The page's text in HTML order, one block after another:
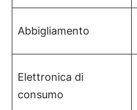
Abbigliamento
Elettronica di
consumo